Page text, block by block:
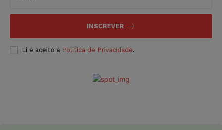
INSCREVER
Li e aceito a Política de Privacidade.